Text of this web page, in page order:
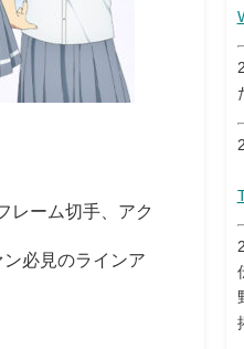
レーム切手、アク
必見のラインア